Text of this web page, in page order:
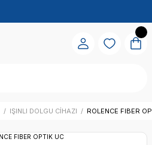
IŞINLI DOLGU CİHAZI ROLENCE FIBER